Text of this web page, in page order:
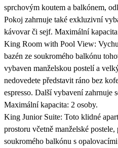
sprchovým koutem a balkónem,
Pokoj zahrnuje také exkluzivní
kávovar či sejf. Maximální
King Room with Pool View:
bazén ze soukromého balkónu
vybaven manželskou postelí a
nedovedete představit ráno bez
espresso. Další vybavení zahrnuje
Maximální kapacita: 2 osoby.
King Junior Suite: Toto klidné
prostoru včetně manželské
soukromého balkónu s